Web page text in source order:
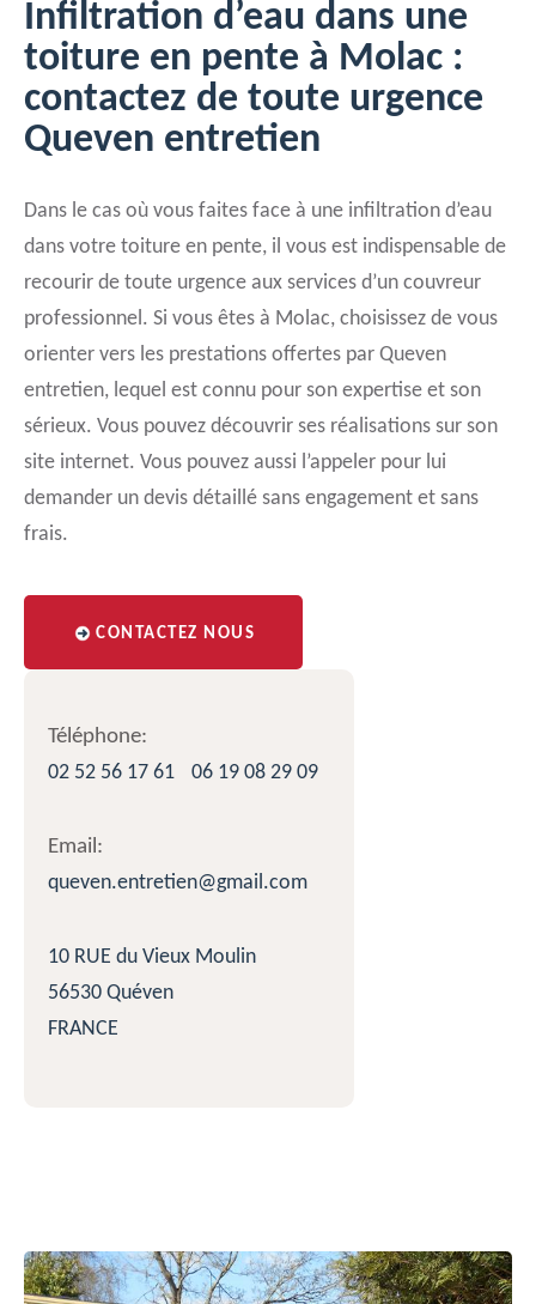
Infiltration d’eau dans une
toiture en pente à Molac :
contactez de toute urgence
Queven entretien
Dans le cas où vous faites face à une infiltration d’eau
dans votre toiture en pente, il vous est indispensable de
recourir de toute urgence aux services d’un couvreur
professionnel. Si vous êtes à Molac, choisissez de vous
orienter vers les prestations offertes par Queven
entretien, lequel est connu pour son expertise et son
sérieux. Vous pouvez découvrir ses réalisations sur son
site internet. Vous pouvez aussi l’appeler pour lui
demander un devis détaillé sans engagement et sans
frais.
CONTACTEZ NOUS
Téléphone:
02 52 56 17 61
06 19 08 29 09
Email:
queven.entretien@gmail.com
10 RUE du Vieux Moulin
56530 Quéven
FRANCE